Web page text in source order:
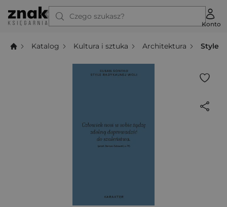
Czego szukasz?
Konto
Katalog Kultura i sztuka Architektura Style